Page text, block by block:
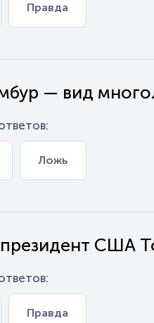
Правда
— вид
Ложь
США
Правда